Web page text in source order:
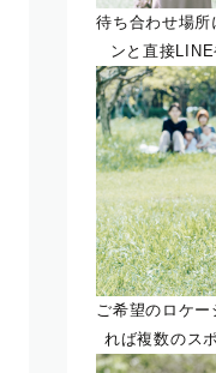
待ち合わせ場所
ンと直接LINE
ご希望のロケ
れば複数のス